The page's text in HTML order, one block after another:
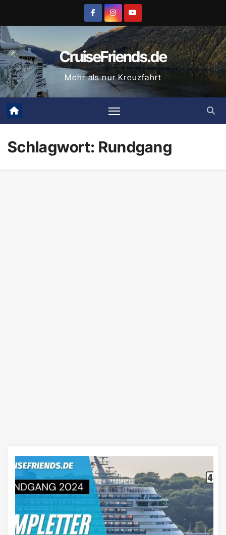
springen
CruiseFriends.de
Mehr als nur Kreuzfahrt
Schlagwort: Rundgang